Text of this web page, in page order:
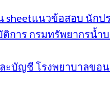
sheetแนวข้อสอบ นัก
ะบัญชี โรงพยาบาลขอ